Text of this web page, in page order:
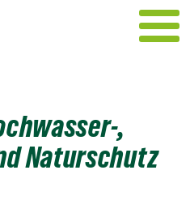
,
Naturschutz